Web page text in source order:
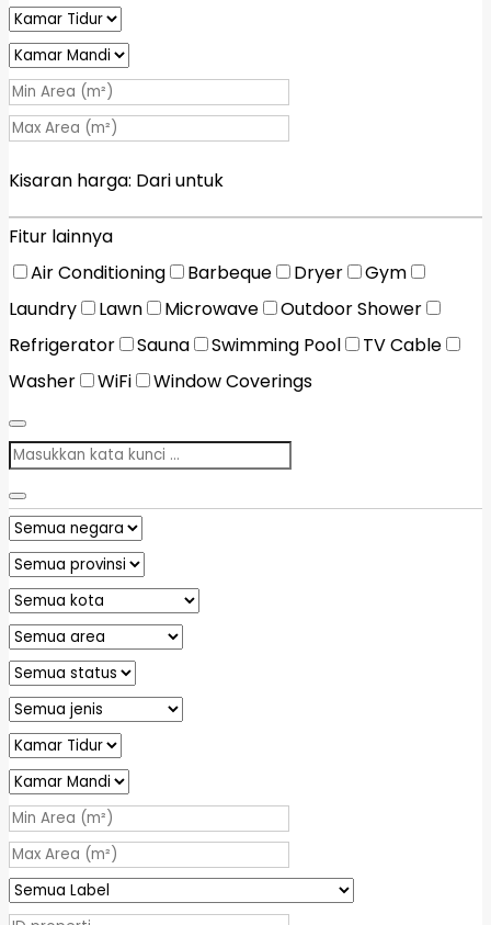
Kisaran harga: Dariuntuk
Fitur lainnya
Air Conditioning
Barbeque Dryer
Gym
Laundry
Lawn Microwave
Outdoor Shower
Refrigerator
Sauna Swimming Pool
TV Cable
Washer
WiFi Window Coverings